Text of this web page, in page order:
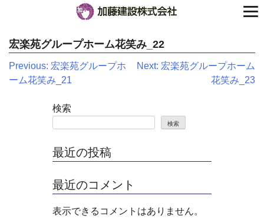
宏楽苑グループホーム花笑み_22
投
Previous: 宏楽苑グループホ
ーム花笑み_21
Next: 宏楽苑グループホーム
花笑み_23
検索
検索
最近の投稿
最近のコメント
表示できるコメントはありません。